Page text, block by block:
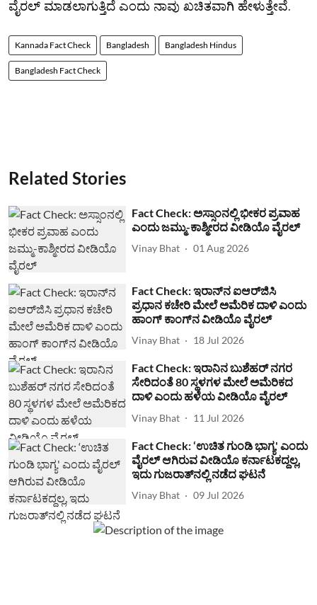
ವೈರಲ್ ಮಾಡಲಾಗುತ್ತಿದೆ ಎಂದು ನಾವು ಖಚಿತವಾಗಿ ಹೇಳುತ್ತೇವೆ.
Kannada Fact Check Bangladesh Bangladesh Hindus
Bangladesh Fact Check
Related Stories
Fact Check: ಅಸ್ಸಾಂನಲ್ಲಿ ಭೀಕರ ಪ್ರವಾಹ
ಎಂದು ಜಮ್ಮು-ಕಾಶ್ಮೀರದ ವೀಡಿಯೊ ವೈರಲ್
Vinay Bhat 01 Aug 2026
Fact Check: ಇರಾನ್‌ನ ಐಆರ್‌ಜಿಸಿ
ಪ್ರಧಾನ ಕಚೇರಿ ಮೇಲೆ ಅಮೆರಿಕ ದಾಳಿ ಎಂದು
ಹಾಂಗ್ ಕಾಂಗ್​ನ ವೀಡಿಯೊ ವೈರಲ್
Vinay Bhat 18 Jul 2026
Fact Check: ಇರಾನಿನ ಬುಶೆಹರ್ ನಗರ
ಸೇರಿದಂತೆ 80 ಸ್ಥಳಗಳ ಮೇಲೆ ಅಮೆರಿಕದ
ದಾಳಿ ಎಂದು ಹಳೆಯ ವೀಡಿಯೊ ವೈರಲ್
Vinay Bhat 11 Jul 2026
Fact Check: ‘ಉಚಿತ ಗುಂಡಿ ಭಾಗ್ಯ' ಎಂದು
ವೈರಲ್ ಆಗಿರುವ ವೀಡಿಯೊ ಕರ್ನಾಟಕದ್ದಲ್ಲ,
ಇದು ಗುಜರಾತ್‌ನಲ್ಲಿ ನಡೆದ ಘಟನೆ
Vinay Bhat 09 Jul 2026